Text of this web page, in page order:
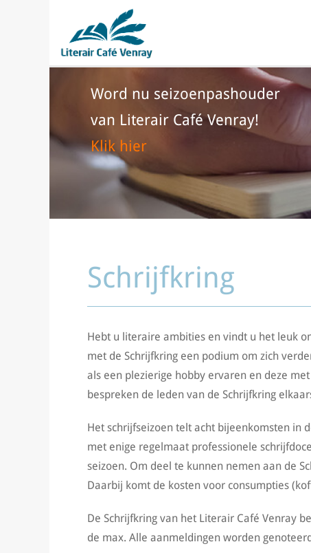
Word nu seizoenpashouder
van Literair Café Venray!
Klik hier
Schrijfkring
Hebt u literaire ambities en vindt u het leuk
met de Schrijfkring een podium om zich
als een plezierige hobby ervaren en deze
bespreken de leden van de Schrijfkring
Het schrijfseizoen telt acht bijeenkomsten in
met enige regelmaat professionele
seizoen. Om deel te kunnen nemen aan de
Daarbij komt de kosten voor consumpties
De Schrijfkring van het Literair Café Venray
de max. Alle aanmeldingen worden